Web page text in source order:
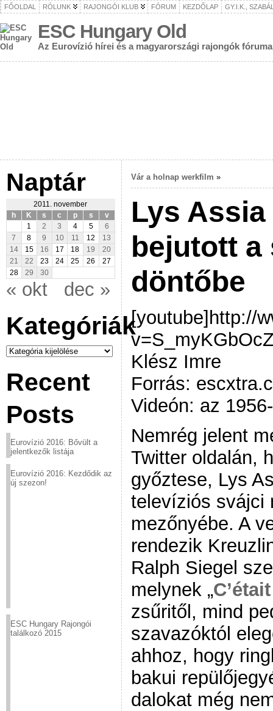
FŐOLDAL RÓLUNK RAJONGÓI KLUB FÓRUM KEZDŐLAP GY.I.K.,
ESC Hungary Old
Az Eurovízió hírei és a magyarországi rajongók fóruma
Naptár
2011. november
h
K s c p s
v
1
2 3 4 5
6
7
8 9 10 11 12
13
14
15 16 17 18 19
20
21
22 23 24 25 26
27
28
29 30
« okt dec »
Kategóriák
Kategóriák
Recent
Posts
Eurovízió 2016: Bővült a
jelentkezők listája
Eurovízió 2016: Kezdődik az
új szezon!
ESC Hungary Rajongói
találkozó 2015
Vár a holnap werkfilm »
Lys Assia
bejutott a
döntőbe
[youtube]http://
Klész Imre
Forrás:
Videón: az
Nemrég jelent
Twitter oldalán,
győztese, Lys
televíziós svájci
mezőnyébe. A
rendezik
Ralph Siegel
melynek „
zsűritől, mind
szavazóktól
ahhoz, hogy
bakui
dalokat még